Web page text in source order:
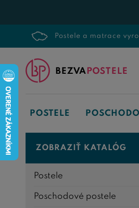
Postele a matrace
POSTELE
ZOBRAZIŤ KATALÓG
Postele
Poschodové postele